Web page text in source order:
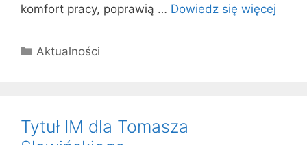
komfort pracy, poprawią … Dowiedz się więcej
Kategorie
Aktualności
Tytuł IM dla Tomasza